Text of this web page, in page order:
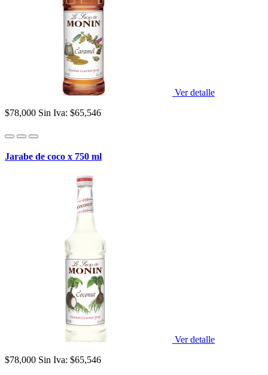
Ver detalle
$78,000 Sin Iva: $65,546
Jarabe de coco x 750 ml
Ver detalle
$78,000 Sin Iva: $65,546